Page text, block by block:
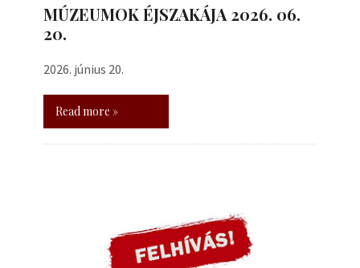
MÚZEUMOK ÉJSZAKÁJA 2026. 06.
20.
2026. június 20.
Read more »